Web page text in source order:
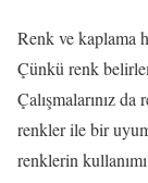
Renk ve kaplama
Çünkü renk
Çalışmalarınız
renkler ile bir
renklerin